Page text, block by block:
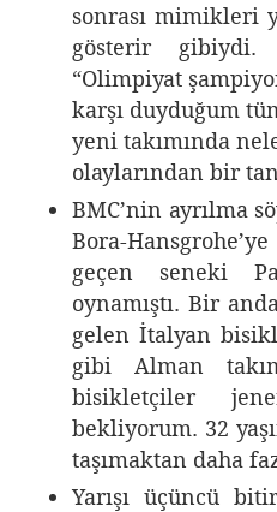
sonrası mimikleri
gösterir gibiydi.
“Olimpiyat
karşı duyduğum
yeni takımında
olaylarından bir
BMC’nin ayrılma
Bora-
geçen seneki
oynamıştı. Bir
gelen İtalyan
gibi Alman
bisikletçiler
bekliyorum. 32
taşımaktan daha
Yarışı üçüncü